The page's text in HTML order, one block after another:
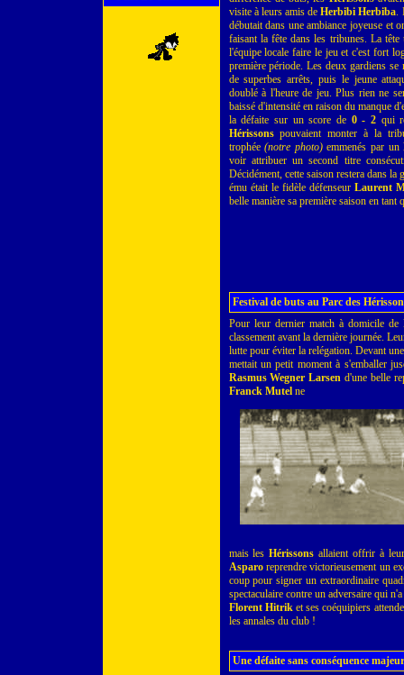
visite à leurs amis deHerbibi Herbiba.
débutait dans une ambiance joyeuse et
faisant la fête dans les tribunes. La
l'équipe locale faire le jeu et c'est fort
première période. Les deux gardiens
de superbes arrêts, puis le jeune
doublé à l'heure de jeu. Plus rien ne
baissé d'intensité en raison du manque
la défaite sur un score de 0 - 2qui
Hérissonspouvaient monter à la
trophée(notre photo)emmenés par un
voir attribuer un second titre
Décidément, cette saison restera dans la
ému était le fidèle défenseur Laurent
belle manière sa première saison en tant
Festival de buts au Parc des
Pour leur dernier match à domicile
classement avant la dernière journée.
lutte pour éviter la relégation. Devant
mettait un petit moment à s'emballer
Rasmus Wegner Larsen d'une belle
Franck Mutelne
mais lesHérissons allaient offrir à
Asparoreprendre victorieusement un
coup pour signer un extraordinaire
spectaculaire contre un adversaire qui
Florent Hitriket ses coéquipiers
les annales du club !
Une défaite sans conséquence